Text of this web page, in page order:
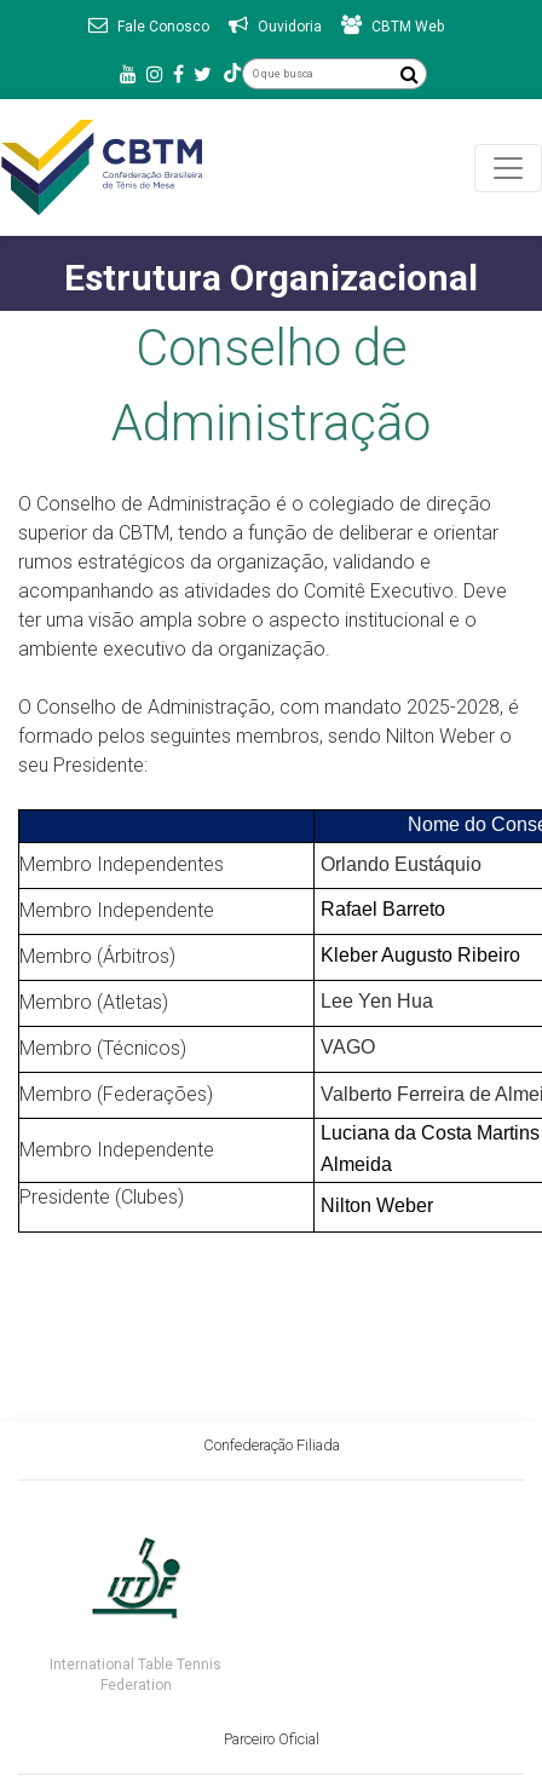
Fale Conosco Ouvidoria CBTM Web
Estrutura Organizacional
Conselho de
Administração
O Conselho de Administração é o colegiado de direção
superior da CBTM, tendo a função de deliberar e orientar
rumos estratégicos da organização, validando e
acompanhando as atividades do Comitê Executivo. Deve
ter uma visão ampla sobre o aspecto institucional e o
ambiente executivo da organização.
O Conselho de Administração, com mandato 2025-2028, é
formado pelos seguintes membros, sendo Nilton Weber o
seu Presidente:
Nome do
Membro Independentes Orlando Eustáquio
Membro Independente Rafael Barreto
Membro (Árbitros) Kleber Augusto Ribeiro
Membro (Atletas) Lee Yen Hua
Membro (Técnicos) VAGO
Membro (Federações) Valberto Ferreira de
Membro Independente
Luciana da Costa
Almeida
Presidente (Clubes) Nilton Weber
Confederação Filiada
International Table Tennis
Federation
Parceiro Oficial